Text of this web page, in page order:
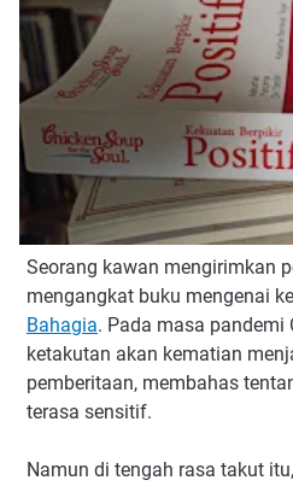
Seorang kawan mengirimkan
mengangkat buku mengenai
Bahagia. Pada masa pandemi
ketakutan akan kematian
pemberitaan, membahas
terasa sensitif.
Namun di tengah rasa takut